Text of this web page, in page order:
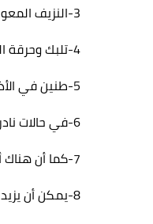
3-النزيف المعوي ومشاكل حادة في الجهاز الهضمي.
4-تلبك وحرقة المعدة.
5-طنين في الأذنين.
6-في حالات نادرة نزيف في الدماغ.
7-كما أن هناك أدلة تربط الأسبرين بالضمور البقعي الذي يسبب فقدان البصر.
8-يمكن أن يزيد الأسبرين من مخاطِر التعرض للنزيف في الدماغ خلال الإصابة بالسكتة الدماغية.